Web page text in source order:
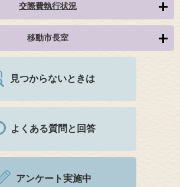
交際費執行状況
移動市長室
見つからないときは
よくある質問と回答
アンケート実施中